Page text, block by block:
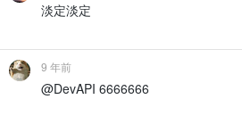
淡定淡定
9 年前
@DevAPI 6666666